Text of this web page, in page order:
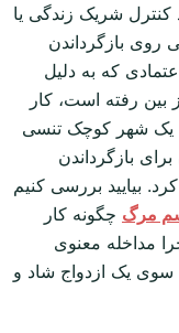
شریک زندگی یا
روی بازگرداندن
که به دلیل
رفته است، کار
یک شهر کوچک تنسی
بازگرداندن
بیایید بررسی کنیم
مرگ چگونه کار
مداخله معنوی
یک ازدواج شاد و